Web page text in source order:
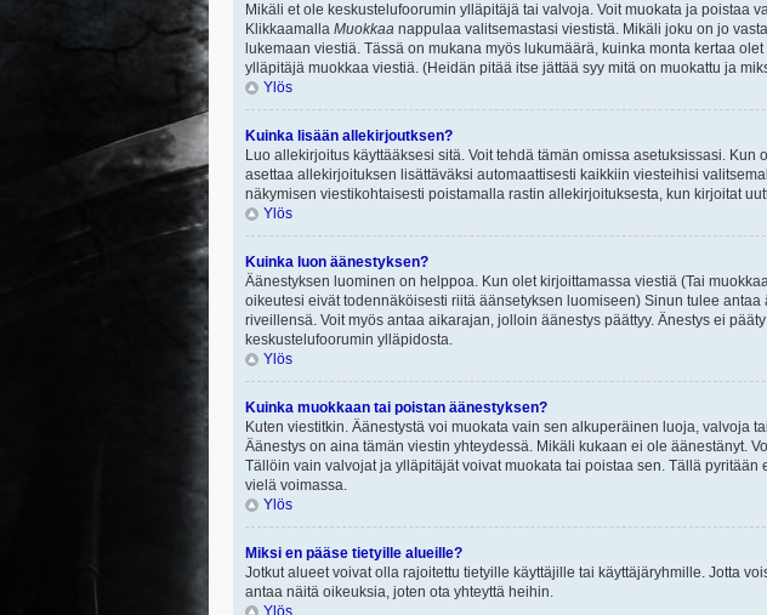
Mikäli et ole keskustelufoorumin ylläpitäjä tai valvoja. Voit muokata ja poistaa
Klikkaamalla Muokkaa nappulaa valitsemastasi viestistä. Mikäli joku on jo
lukemaan viestiä. Tässä on mukana myös lukumäärä, kuinka monta kertaa
ylläpitäjä muokkaa viestiä. (Heidän pitää itse jättää syy mitä on muokattu ja
Ylös
Kuinka lisään allekirjoutksen?
Luo allekirjoitus käyttääksesi sitä. Voit tehdä tämän omissa asetuksissasi. Kun
asettaa allekirjoituksen lisättäväksi automaattisesti kaikkiin viesteihisi
näkymisen viestikohtaisesti poistamalla rastin allekirjoituksesta, kun kirjoitat
Ylös
Kuinka luon äänestyksen?
Äänestyksen luominen on helppoa. Kun olet kirjoittamassa viestiä (Tai
oikeutesi eivät todennäköisesti riitä äänsetyksen luomiseen) Sinun tulee
riveillensä. Voit myös antaa aikarajan, jolloin äänestys päättyy. Änestys ei
keskustelufoorumin ylläpidosta.
Ylös
Kuinka muokkaan tai poistan äänestyksen?
Kuten viestitkin. Äänestystä voi muokata vain sen alkuperäinen luoja, valvoja
Äänestys on aina tämän viestin yhteydessä. Mikäli kukaan ei ole äänestänyt.
Tällöin vain valvojat ja ylläpitäjät voivat muokata tai poistaa sen. Tällä
vielä voimassa.
Ylös
Miksi en pääse tietyille alueille?
Jotkut alueet voivat olla rajoitettu tietyille käyttäjille tai käyttäjäryhmille. Jotta
antaa näitä oikeuksia, joten ota yhteyttä heihin.
Ylös